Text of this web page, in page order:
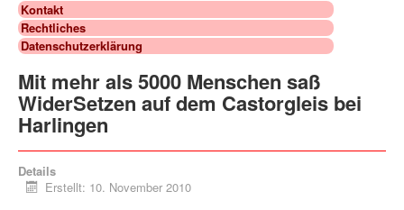
Kontakt
Rechtliches
Datenschutzerklärung
Mit mehr als 5000 Menschen saß
WiderSetzen auf dem Castorgleis bei
Harlingen
Details
Erstellt: 10. November 2010